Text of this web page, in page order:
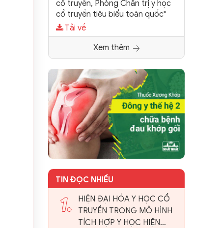
cổ truyền, Phòng Chẩn trị y học
cổ truyền tiêu biểu toàn quốc"
Tải về
Xem thêm
TIN ĐỌC NHIỀU
1.
HIỆN ĐẠI HÓA Y HỌC CỔ
TRUYỀN TRONG MÔ HÌNH
TÍCH HỢP Y HỌC HIỆN